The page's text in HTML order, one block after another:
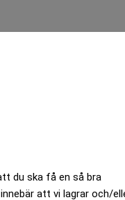
du ska få en så bra
att vi lagrar och/